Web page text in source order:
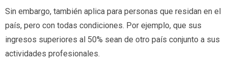
Sin embargo, también aplica para personas que residan en el
país, pero con todas condiciones. Por ejemplo, que sus
ingresos superiores al 50% sean de otro país conjunto a sus
actividades profesionales.